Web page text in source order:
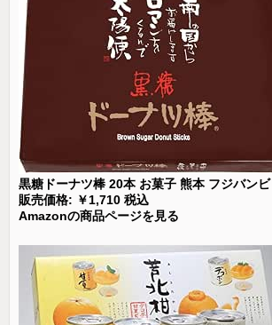
黒糖ドーナツ棒 20本 お菓子 熊本 フジバンビ
販売価格: ￥1,710 税込
Amazonの商品ページを見る